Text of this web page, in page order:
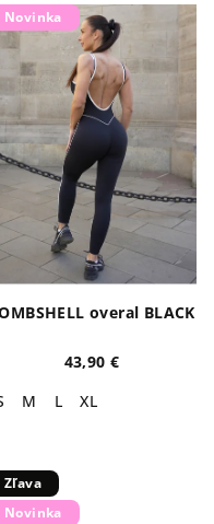
Novinka
overal BLACK
43,90 €
M L XL
Zľava
Novinka